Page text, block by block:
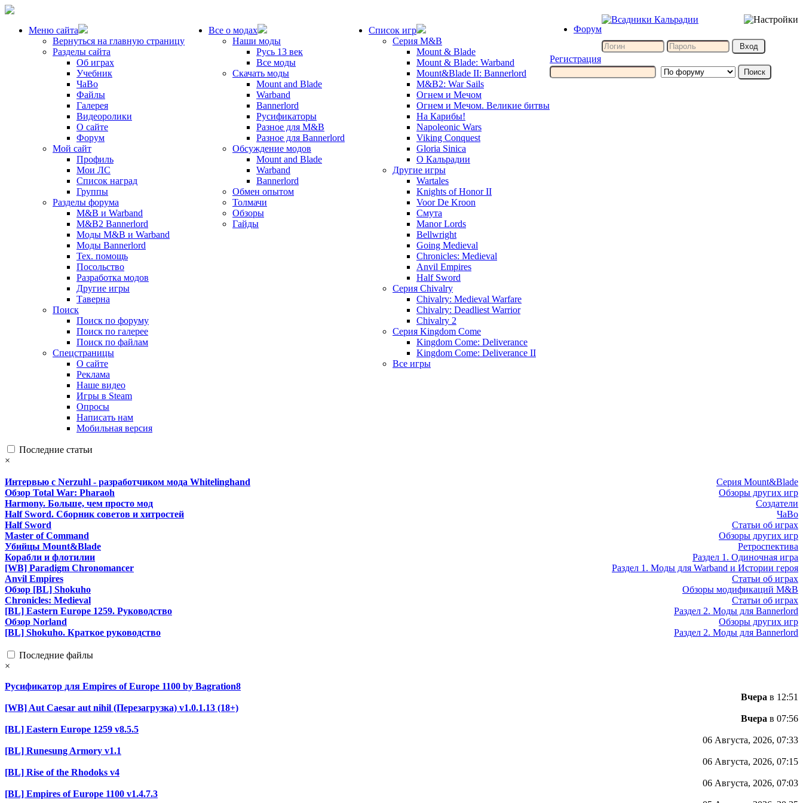
Меню сайта
Вернуться на главную страницу
Разделы сайта
Об играх
Учебник
ЧаВо
Файлы
Галерея
Видеоролики
О сайте
Форум
Мой сайт
Профиль
Мои ЛС
Список наград
Группы
Разделы форума
M&B и Warband
M&B2 Bannerlord
Моды M&B и Warband
Моды Bannerlord
Тех. помощь
Посольство
Разработка модов
Другие игры
Таверна
Поиск
Поиск по форуму
Поиск по галерее
Поиск по файлам
Спецстраницы
О сайте
Реклама
Наше видео
Игры в Steam
Опросы
Написать нам
Мобильная версия
Все о модах
Наши моды
Русь 13 век
Все моды
Скачать моды
Mount and Blade
Warband
Bannerlord
Русификаторы
Разное для M&B
Разное для Bannerlord
Обсуждение модов
Mount and Blade
Warband
Bannerlord
Обмен опытом
Толмачи
Обзоры
Гайды
Список игр
Серия M&B
Mount & Blade
Mount & Blade: Warband
Mount&Blade II: Bannerlord
M&B2: War Sails
Огнем и Мечом
Огнем и Мечом. Великие битвы
На Карибы!
Napoleonic Wars
Viking Conquest
Gloria Sinica
О Кальрадии
Другие игры
Wartales
Knights of Honor II
Voor De Kroon
Смута
Manor Lords
Bellwright
Going Medieval
Chronicles: Medieval
Anvil Empires
Half Sword
Серия Chivalry
Chivalry: Medieval Warfare
Chivalry: Deadliest Warrior
Chivalry 2
Серия Kingdom Come
Kingdom Come: Deliverance
Kingdom Come: Deliverance II
Все игры
Форум
Регистрация
Последние статьи
×
Серия Mount&Blade
Интервью с Nerzuhl - разработчиком мода Whitelinghand
Обзоры других игр
Обзор Total War: Pharaoh
Создатели
Harmony. Больше, чем просто мод
ЧаВо
Half Sword. Сборник советов и хитростей
Статьи об играх
Half Sword
Обзоры других игр
Master of Command
Ретроспектива
Убийцы Mount&Blade
Раздел 1. Одиночная игра
Корабли и флотилии
Раздел 1. Моды для Warband и Истории героя
[WB] Paradigm Chronomancer
Статьи об играх
Anvil Empires
Обзоры модификаций M&B
Обзор [BL] Shokuho
Статьи об играх
Chronicles: Medieval
Раздел 2. Моды для Bannerlord
[BL] Eastern Europe 1259. Руководство
Обзоры других игр
Обзор Norland
Раздел 2. Моды для Bannerlord
[BL] Shokuho. Краткое руководство
Последние файлы
×
Русификатор для Empires of Europe 1100 by Bagration8
Вчера в 12:51
[WB] Aut Caesar aut nihil (Перезагрузка) v1.0.1.13 (18+)
Вчера в 07:56
[BL] Eastern Europe 1259 v8.5.5
06 Августа, 2026, 07:33
[BL] Runesung Armory v1.1
06 Августа, 2026, 07:15
[BL] Rise of the Rhodoks v4
06 Августа, 2026, 07:03
[BL] Empires of Europe 1100 v1.4.7.3